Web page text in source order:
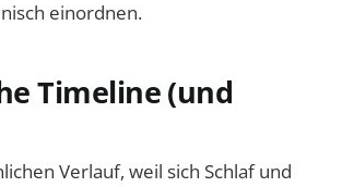
einordnen.
Timeline (und
Verlauf, weil sich Schlaf und